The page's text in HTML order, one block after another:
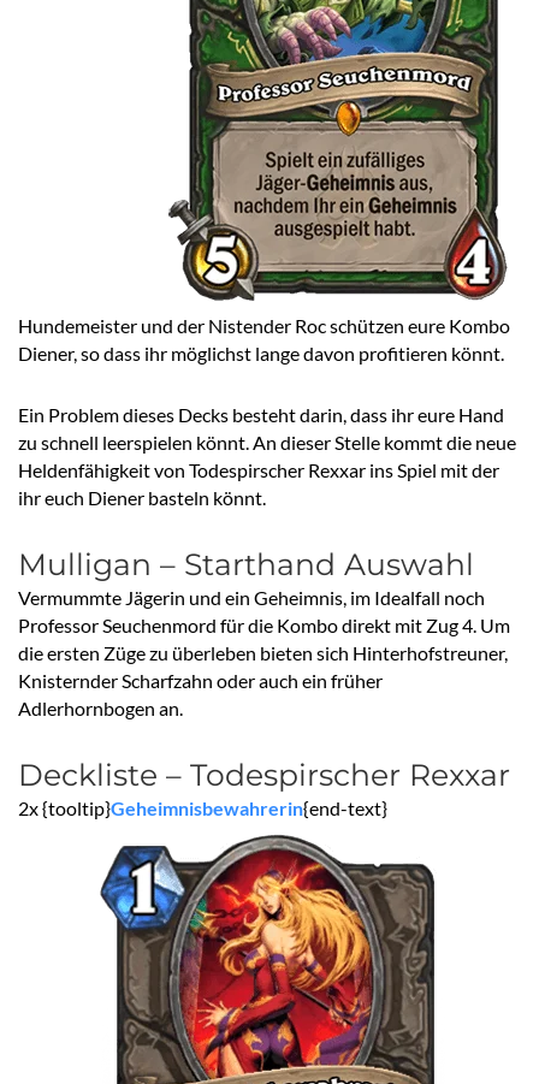
Hundemeister und der Nistender Roc schützen eure Kombo
Diener, so dass ihr möglichst lange davon profitieren könnt.
Ein Problem dieses Decks besteht darin, dass ihr eure Hand
zu schnell leerspielen könnt. An dieser Stelle kommt die neue
Heldenfähigkeit von Todespirscher Rexxar ins Spiel mit der
ihr euch Diener basteln könnt.
Mulligan – Starthand Auswahl
Vermummte Jägerin und ein Geheimnis, im Idealfall noch
Professor Seuchenmord für die Kombo direkt mit Zug 4. Um
die ersten Züge zu überleben bieten sich Hinterhofstreuner,
Knisternder Scharfzahn oder auch ein früher
Adlerhornbogen an.
Deckliste – Todespirscher Rexxar
2x {tooltip}Geheimnisbewahrerin{end-text}